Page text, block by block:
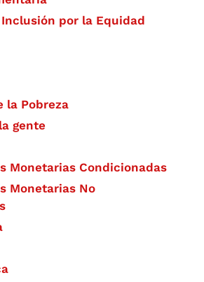
por la Equidad
la Pobreza
gente
Monetarias Condicionadas
Monetarias No